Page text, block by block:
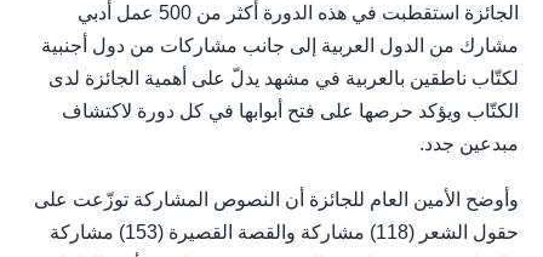
الجائزة استقطبت في هذه الدورة أكثر من 500 عمل أدبي
مشارك من الدول العربية إلى جانب مشاركات من دول أجنبية
لكتّاب ناطقين بالعربية في مشهد يدلّ على أهمية الجائزة لدى
الكتّاب ويؤكد حرصها على فتح أبوابها في كل دورة لاكتشاف
مبدعين جدد.
وأوضح الأمين العام للجائزة أن النصوص المشاركة توزّعت على
حقول الشعر (118) مشاركة والقصة القصيرة (153) مشاركة